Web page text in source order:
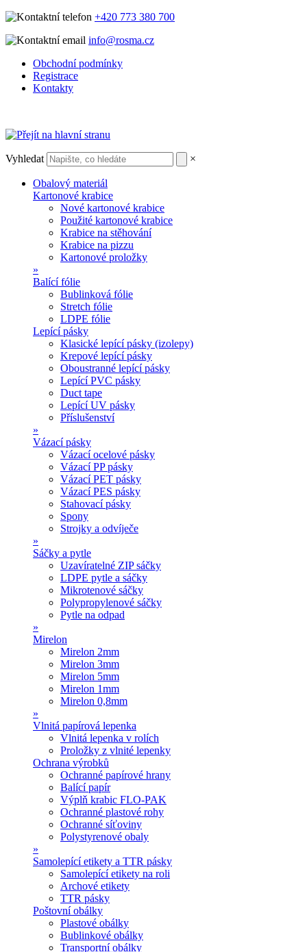
+420 773 380 700
info@rosma.cz
Obchodní podmínky
Registrace
Kontakty
Vyhledat ×
Obalový materiál
Kartonové krabice
Nové kartonové krabice
Použité kartonové krabice
Krabice na stěhování
Krabice na pizzu
Kartonové proložky
»
Balící fólie
Bublinková fólie
Stretch fólie
LDPE fólie
Lepící pásky
Klasické lepící pásky (izolepy)
Krepové lepící pásky
Oboustranné lepící pásky
Lepící PVC pásky
Duct tape
Lepící UV pásky
Příslušenství
»
Vázací pásky
Vázací ocelové pásky
Vázací PP pásky
Vázací PET pásky
Vázací PES pásky
Stahovací pásky
Spony
Strojky a odvíječe
»
Sáčky a pytle
Uzavíratelné ZIP sáčky
LDPE pytle a sáčky
Mikrotenové sáčky
Polypropylenové sáčky
Pytle na odpad
»
Mirelon
Mirelon 2mm
Mirelon 3mm
Mirelon 5mm
Mirelon 1mm
Mirelon 0,8mm
»
Vlnitá papírová lepenka
Vlnitá lepenka v rolích
Proložky z vlnité lepenky
Ochrana výrobků
Ochranné papírové hrany
Balící papír
Výplň krabic FLO-PAK
Ochranné plastové rohy
Ochranné síťoviny
Polystyrenové obaly
»
Samolepící etikety a TTR pásky
Samolepící etikety na roli
Archové etikety
TTR pásky
Poštovní obálky
Plastové obálky
Bublinkové obálky
Transportní obálky